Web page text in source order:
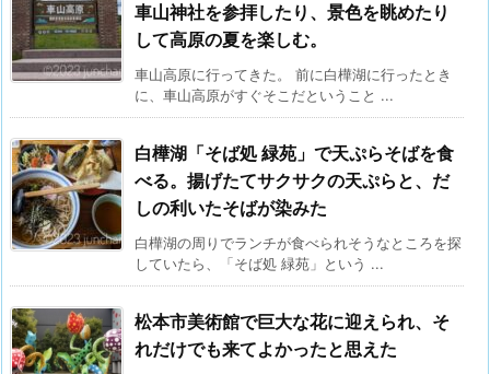
車山神社を参拝したり、景色を眺めたり
して高原の夏を楽しむ。
車山高原に行ってきた。 前に白樺湖に行ったとき
に、車山高原がすぐそこだということ ...
白樺湖「そば処 緑苑」で天ぷらそばを食
べる。揚げたてサクサクの天ぷらと、だ
しの利いたそばが染みた
白樺湖の周りでランチが食べられそうなところを探
していたら、「そば処 緑苑」という ...
松本市美術館で巨大な花に迎えられ、そ
れだけでも来てよかったと思えた